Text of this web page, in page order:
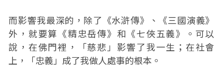
而影響我最深的，除了《水滸傳》、《三國演義》
外，就要算《精忠岳傳》和《七俠五義》。可以
說，在佛門裡，「慈悲」影響了我一生；在社會
上，「忠義」成了我做人處事的根本。